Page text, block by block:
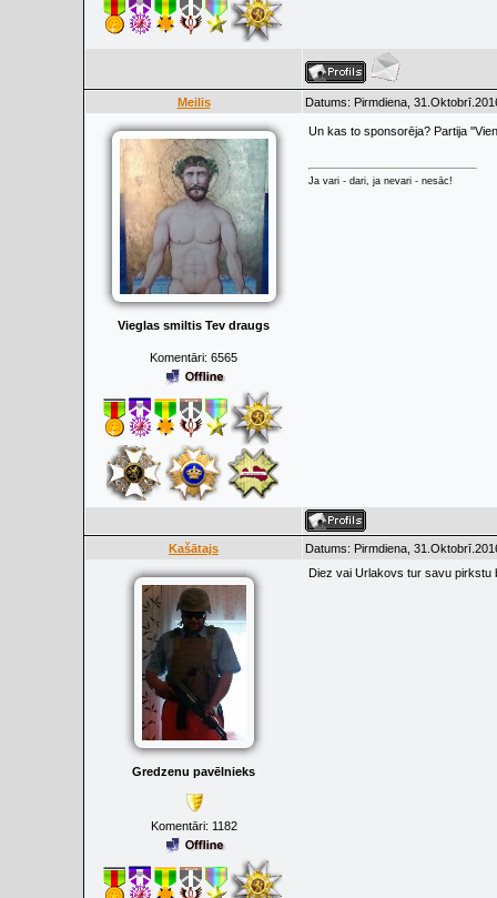
Meilis Datums: Pirmdiena,
Vieglas smiltis Tev draugs
Komentāri: 6565
Un kas to sponsorēja? Partija
Ja vari - dari, ja nevari - nesāc!
Kašātajs Datums: Pirmdiena,
Gredzenu pavēlnieks
Komentāri: 1182
Diez vai Urlakovs tur savu pirkstu